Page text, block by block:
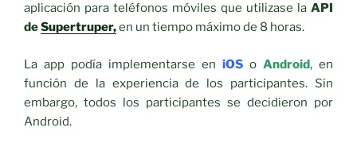
aplicación para teléfonos móviles que utilizase la API
deSupertruper,en un tiempo máximo de 8 horas.
La app podía implementarse en iOS o Android, en
función de la experiencia de los participantes. Sin
embargo, todos los participantes se decidieron por
Android.